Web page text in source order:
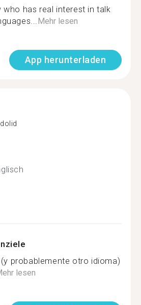
who has real interest in talk
Mehr lesen
App herunterladen
probablemente otro idioma)
lesen